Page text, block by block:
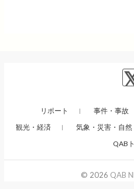
リポート 事件・事故
観光・経済
気象・災害・自然
QAB
© 2026 QAB